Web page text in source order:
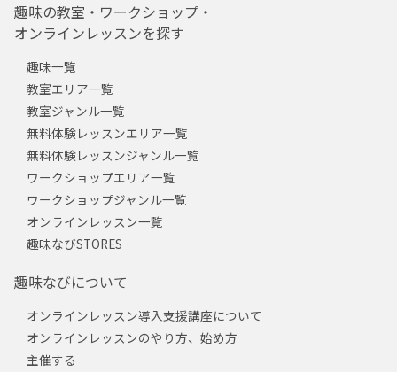
趣味の教室・ワークショップ・
オンラインレッスンを探す
趣味一覧
教室エリア一覧
教室ジャンル一覧
無料体験レッスンエリア一覧
無料体験レッスンジャンル一覧
ワークショップエリア一覧
ワークショップジャンル一覧
オンラインレッスン一覧
趣味なびSTORES
趣味なびについて
オンラインレッスン導入支援講座について
オンラインレッスンのやり方、始め方
主催する